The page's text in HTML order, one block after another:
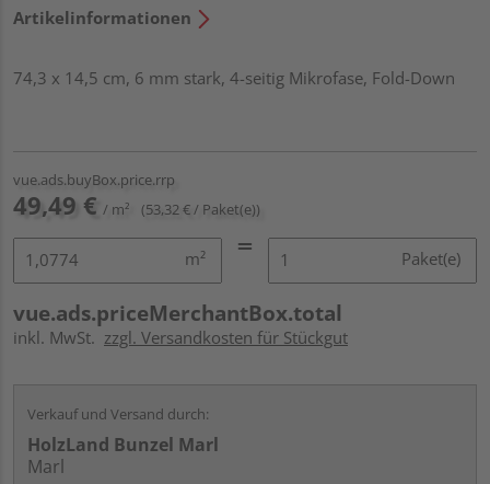
Artikelinformationen
74,3 x 14,5 cm, 6 mm stark, 4-seitig Mikrofase, Fold-Down
vue.ads.buyBox.price.rrp
49,49 € / m² (53,32 € / Paket(e))
m² Paket(e)
vue.ads.priceMerchantBox.total
inkl. MwSt. zzgl. Versandkosten für Stückgut
Verkauf und Versand durch:
HolzLand Bunzel Marl
Marl